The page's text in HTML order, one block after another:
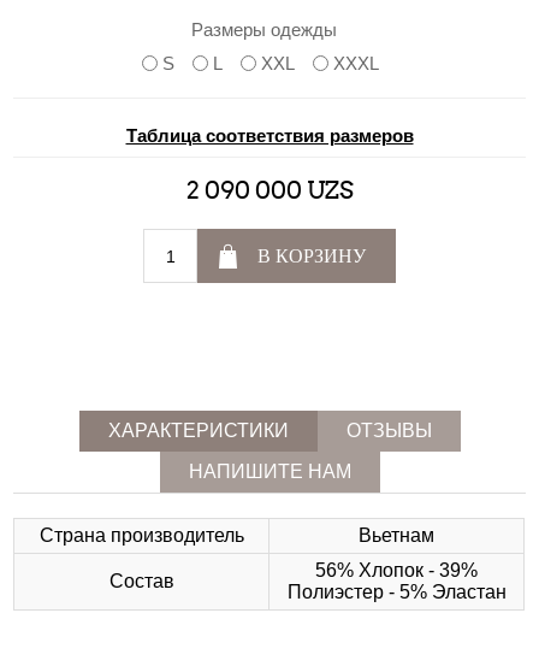
Размеры одежды
S
L XXL XXXL
Таблица соответствия размеров
2 090 000 UZS
В КОРЗИНУ
ХАРАКТЕРИСТИКИ
ОТЗЫВЫ
НАПИШИТЕ НАМ
Страна производитель Вьетнам
Состав
56% Хлопок - 39%
Полиэстер - 5% Эластан